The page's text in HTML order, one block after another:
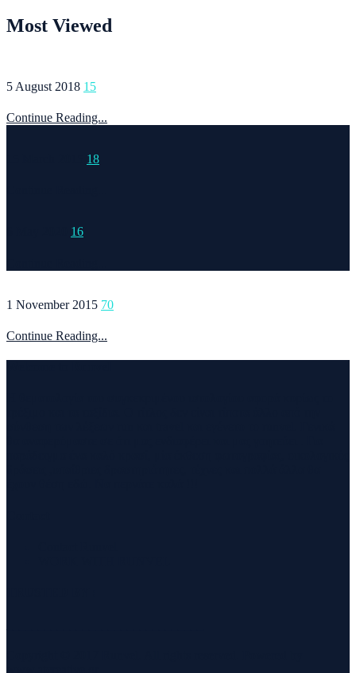
Most Viewed
5 August 2018 15
Continue Reading...
18
16
1 November 2015 70
Continue Reading...